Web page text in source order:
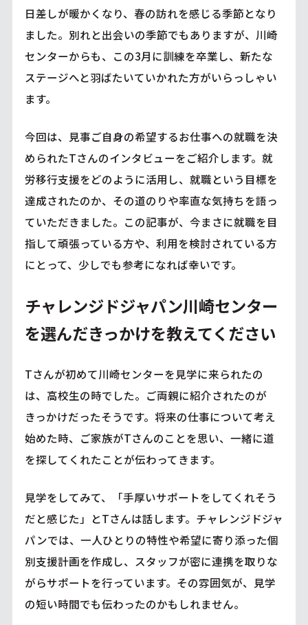
日差しが暖かくなり、春の訪れを感じる季節となり
ました。別れと出会いの季節でもありますが、川崎
センターからも、この3月に訓練を卒業し、新たな
ステージへと羽ばたいていかれた方がいらっしゃい
ます。
今回は、見事ご自身の希望するお仕事への就職を決
められたTさんのインタビューをご紹介します。就
労移行支援をどのように活用し、就職という目標を
達成されたのか、その道のりや率直な気持ちを語っ
ていただきました。この記事が、今まさに就職を目
指して頑張っている方や、利用を検討されている方
にとって、少しでも参考になれば幸いです。
チャレンジドジャパン川崎センター
を選んだきっかけを教えてください
Tさんが初めて川崎センターを見学に来られたの
は、高校生の時でした。ご両親に紹介されたのが
きっかけだったそうです。将来の仕事について考え
始めた時、ご家族がTさんのことを思い、一緒に道
を探してくれたことが伝わってきます。
見学をしてみて、「手厚いサポートをしてくれそう
だと感じた」とTさんは話します。チャレンジドジャ
パンでは、一人ひとりの特性や希望に寄り添った個
別支援計画を作成し、スタッフが密に連携を取りな
がらサポートを行っています。その雰囲気が、見学
の短い時間でも伝わったのかもしれません。